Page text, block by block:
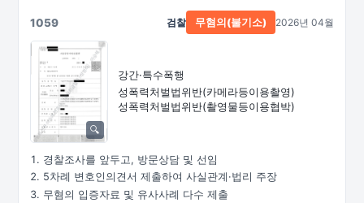
1059
강간·특수폭행
성폭력처벌법위반(카메라등이용촬영)
성폭력처벌법위반(촬영물등이용협박)
검찰 무혐의(불기소) 2026년 04월
경찰조사를 앞두고, 방문상담 및 선임
5차례 변호인의견서 제출하여 사실관계·법리 주장
무혐의 입증자료 및 유사사례 다수 제출